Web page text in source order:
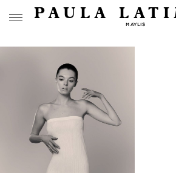
PAULA
MAYLIS